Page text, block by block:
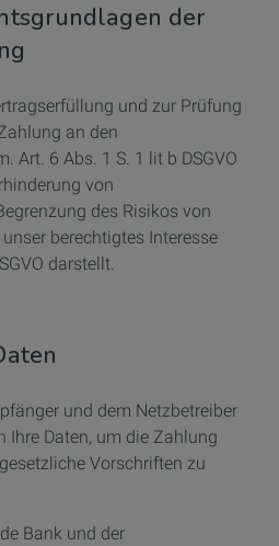
der
und zur Prüfung
an den
Art. 6 Abs. 1 S. 1 lit b DSGVO
von
des Risikos von
berechtigtes Interesse
darstellt.
und dem Netzbetreiber
Ihre Daten, um die Zahlung
Vorschriften zu
Bank und der